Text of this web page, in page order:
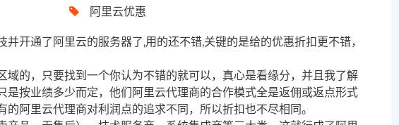
阿里云优惠
开通了阿里云的服务器了,用的还不错,关键的是给的优惠折扣更不错，
域的，只要找到一个你认为不错的就可以，真心是看缘分，并且我了解
是按业绩多少而定，他们阿里云代理商的合作模式全是返佣或返点形式
的阿里云代理商对利润点的追求不同，所以折扣也不尽相同。